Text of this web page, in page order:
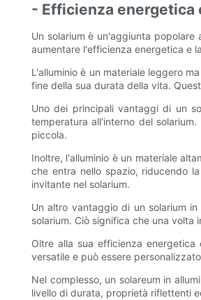
- Efficienza energetica
Un solarium è un'aggiunta
aumentare l'efficienza energetica e
L'alluminio è un materiale leggero
fine della sua durata della vita.
Uno dei principali vantaggi di un
temperatura all'interno del
piccola.
Inoltre, l'alluminio è un materiale
che entra nello spazio, riducendo
invitante nel solarium.
Un altro vantaggio di un solarium
solarium. Ciò significa che una
Oltre alla sua efficienza
versatile e può essere
Nel complesso, un solareum in
livello di durata, proprietà riflettenti